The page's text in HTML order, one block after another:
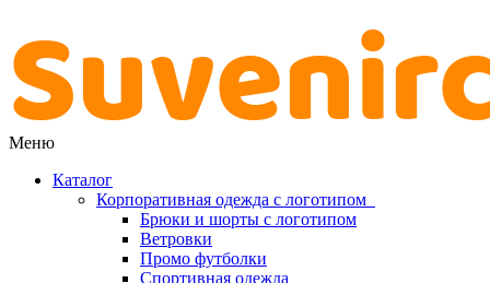
Меню
Каталог
Корпоративная одежда с логотипом
Брюки и шорты с логотипом
Ветровки
Промо футболки
Спортивная одежда